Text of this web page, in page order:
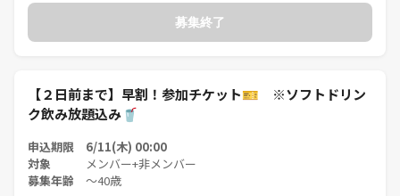
✅こんな方、大歓迎！
まずは一度、参加者としてカフェ会を体験してみてください！
もし、「私もやってみたい！」と感じたら、気軽に声をかけてください
ね☺️
🎯こんな人と一緒にやりたい！
募集終了
【２日前まで】早割！参加チケット🎫 ※ソフトドリン
ク飲み放題込み🥤
申込期限 6/11(木) 00:00
対象 メンバー+非メンバー
募集年齢 〜40歳